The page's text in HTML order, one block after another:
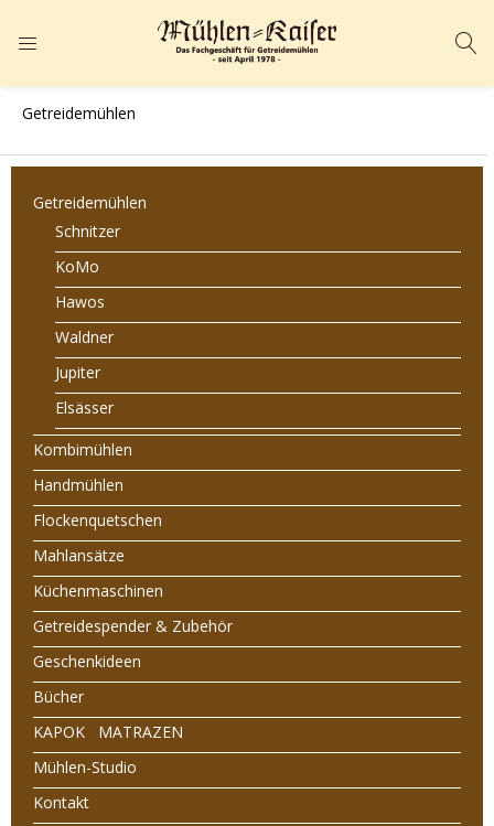
ANMELDEN
Geben Sie Ihren Benutzernamen und Ihr Passwort ein, um sich
anzumelden.
Angemeldet bleiben Passwort vergessen?
Getreidemühlen
Getreidemühlen
Schnitzer
KoMo
Hawos
Waldner
Jupiter
Elsässer
Kombimühlen
Handmühlen
Flockenquetschen
Mahlansätze
Küchenmaschinen
Getreidespender & Zubehör
Geschenkideen
Bücher
KAPOK MATRAZEN
Mühlen-Studio
Kontakt